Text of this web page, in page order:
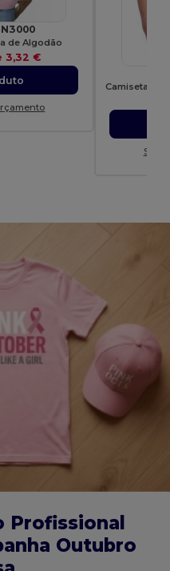
de Algodão
3,32 €
Profissional
Outubro